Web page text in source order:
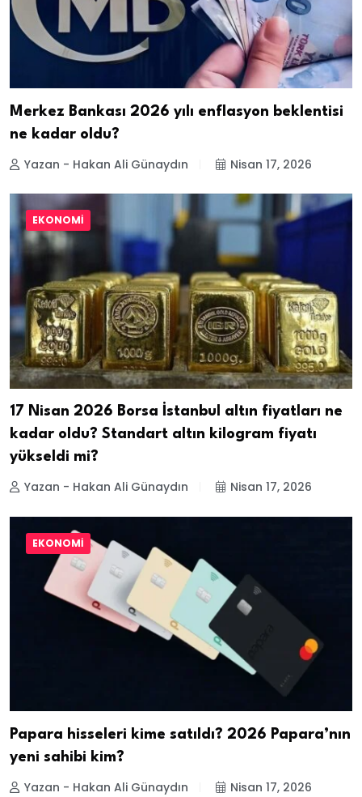
Merkez Bankası 2026 yılı enflasyon beklentisi
ne kadar oldu?
Yazan - Hakan Ali Günaydın Nisan 17, 2026
EKONOMI
17 Nisan 2026 Borsa İstanbul altın fiyatları ne
kadar oldu? Standart altın kilogram fiyatı
yükseldi mi?
Yazan - Hakan Ali Günaydın Nisan 17, 2026
EKONOMI
Papara hisseleri kime satıldı? 2026 Papara’nın
yeni sahibi kim?
Yazan - Hakan Ali Günaydın Nisan 17, 2026